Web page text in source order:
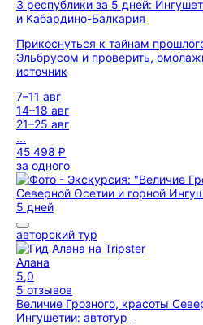
3 республики за 5 дней:
и Кабардино-Балкария
Прикоснуться к тайнам
Эльбрусом и проверить,
источник
7–11 авг
14–18 авг
21–25 авг
...
45 498 ₽
за одного
5 дней
авторский тур
Алана
5,0
5 отзывов
Величие Грозного, красоты
Ингушетии: автотур